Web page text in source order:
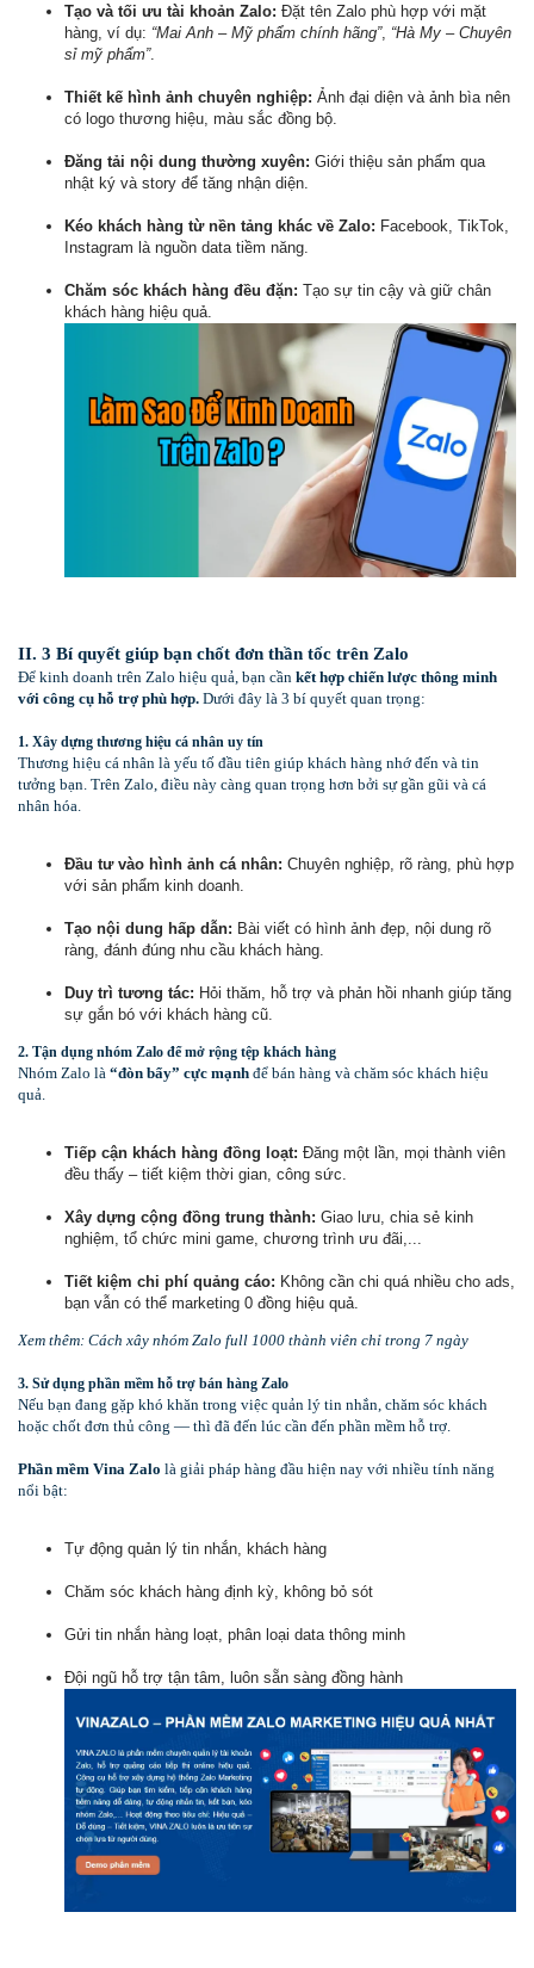
Tạo và tối ưu tài khoản Zalo: Đặt tên Zalo phù hợp với mặt
hàng, ví dụ: “Mai Anh – Mỹ phẩm chính hãng”, “Hà My – Chuyên
sỉ mỹ phẩm”.
Thiết kế hình ảnh chuyên nghiệp: Ảnh đại diện và ảnh bìa nên
có logo thương hiệu, màu sắc đồng bộ.
Đăng tải nội dung thường xuyên: Giới thiệu sản phẩm qua
nhật ký và story để tăng nhận diện.
Kéo khách hàng từ nền tảng khác về Zalo: Facebook, TikTok,
Instagram là nguồn data tiềm năng.
Chăm sóc khách hàng đều đặn: Tạo sự tin cậy và giữ chân
khách hàng hiệu quả.
II. 3 Bí quyết giúp bạn chốt đơn thần tốc trên Zalo
Để kinh doanh trên Zalo hiệu quả, bạn cần kết hợp chiến lược thông minh
với công cụ hỗ trợ phù hợp. Dưới đây là 3 bí quyết quan trọng:
1. Xây dựng thương hiệu cá nhân uy tín
Thương hiệu cá nhân là yếu tố đầu tiên giúp khách hàng nhớ đến và tin
tưởng bạn. Trên Zalo, điều này càng quan trọng hơn bởi sự gần gũi và cá
nhân hóa.
Đầu tư vào hình ảnh cá nhân: Chuyên nghiệp, rõ ràng, phù hợp
với sản phẩm kinh doanh.
Tạo nội dung hấp dẫn: Bài viết có hình ảnh đẹp, nội dung rõ
ràng, đánh đúng nhu cầu khách hàng.
Duy trì tương tác: Hỏi thăm, hỗ trợ và phản hồi nhanh giúp tăng
sự gắn bó với khách hàng cũ.
2. Tận dụng nhóm Zalo để mở rộng tệp khách hàng
Nhóm Zalo là “đòn bẩy” cực mạnh để bán hàng và chăm sóc khách hiệu
quả.
Tiếp cận khách hàng đồng loạt: Đăng một lần, mọi thành viên
đều thấy – tiết kiệm thời gian, công sức.
Xây dựng cộng đồng trung thành: Giao lưu, chia sẻ kinh
nghiệm, tổ chức mini game, chương trình ưu đãi,...
Tiết kiệm chi phí quảng cáo: Không cần chi quá nhiều cho ads,
bạn vẫn có thể marketing 0 đồng hiệu quả.
Xem thêm: Cách xây nhóm Zalo full 1000 thành viên chỉ trong 7 ngày
3. Sử dụng phần mềm hỗ trợ bán hàng Zalo
Nếu bạn đang gặp khó khăn trong việc quản lý tin nhắn, chăm sóc khách
hoặc chốt đơn thủ công — thì đã đến lúc cần đến phần mềm hỗ trợ.
Phần mềm Vina Zalo là giải pháp hàng đầu hiện nay với nhiều tính năng
nổi bật:
Tự động quản lý tin nhắn, khách hàng
Chăm sóc khách hàng định kỳ, không bỏ sót
Gửi tin nhắn hàng loạt, phân loại data thông minh
Đội ngũ hỗ trợ tận tâm, luôn sẵn sàng đồng hành